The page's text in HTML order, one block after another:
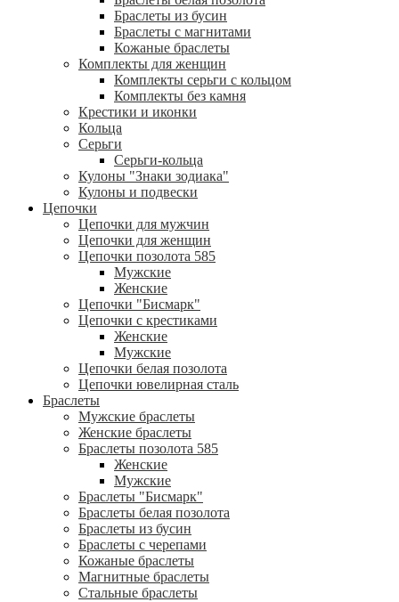
Браслеты из бусин
Браслеты с магнитами
Кожаные браслеты
Комплекты для женщин
Комплекты серьги с кольцом
Комплекты без камня
Крестики и иконки
Кольца
Серьги
Серьги-кольца
Кулоны "Знаки зодиака"
Кулоны и подвески
Цепочки
Цепочки для мужчин
Цепочки для женщин
Цепочки позолота 585
Мужские
Женские
Цепочки "Бисмарк"
Цепочки с крестиками
Женские
Мужские
Цепочки белая позолота
Цепочки ювелирная сталь
Браслеты
Мужские браслеты
Женские браслеты
Браслеты позолота 585
Женские
Мужские
Браслеты "Бисмарк"
Браслеты белая позолота
Браслеты из бусин
Браслеты с черепами
Кожаные браслеты
Магнитные браслеты
Стальные браслеты